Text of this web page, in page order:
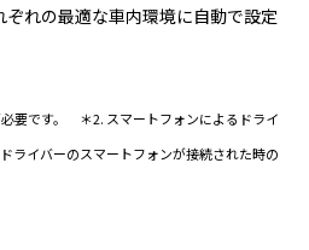
れの最適な車内環境に自動で設定
要です。 ＊2. スマートフォンによるドライ
ライバーのスマートフォンが接続された時の